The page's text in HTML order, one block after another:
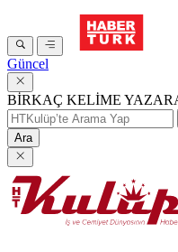
Güncel
BİRKAÇ KELİME
Ara